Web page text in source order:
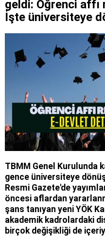
geldi: Öğrenci
İşte üniversiteye
TBMM Genel Kurulunda
gence üniversiteye
Resmi Gazete'de
öncesi aflardan
şans tanıyan yeni YÖK
akademik kadrolardaki
birçok değişikliği de